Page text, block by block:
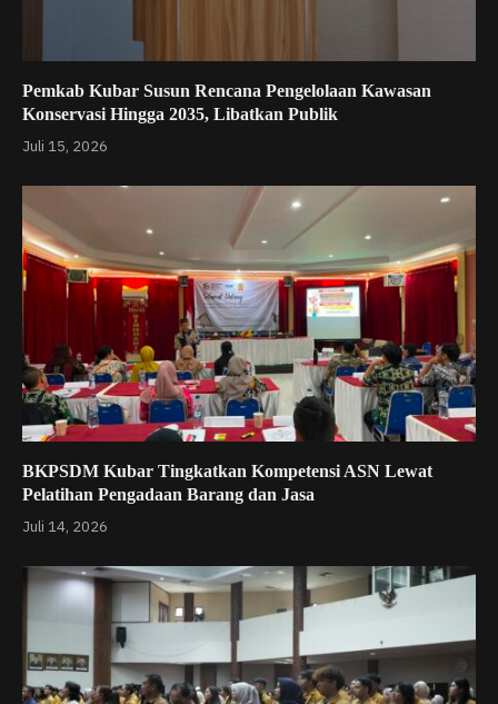
Pemkab Kubar Susun Rencana Pengelolaan Kawasan
Konservasi Hingga 2035, Libatkan Publik
Juli 15, 2026
BKPSDM Kubar Tingkatkan Kompetensi ASN Lewat
Pelatihan Pengadaan Barang dan Jasa
Juli 14, 2026